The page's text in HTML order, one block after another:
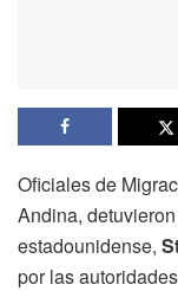
Oficiales de
Andina,
estadounidense,
por las